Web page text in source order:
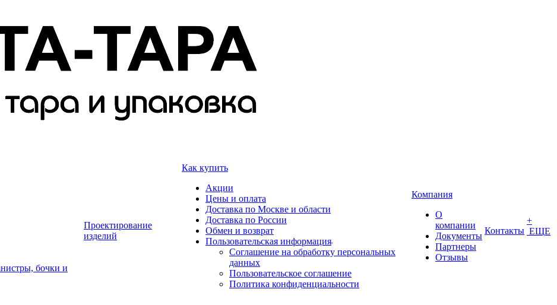
бочки и
Проектирование
изделий
Как купить
Акции
Цены и оплата
Доставка по Москве и области
Доставка по России
Обмен и возврат
Пользовательская информация
Соглашение на обработку персональных
данных
Пользовательское соглашение
Политика конфиденциальности
Компания
О
компании
Документы
Партнеры
Отзывы
Контакты
+
ЕЩЕ